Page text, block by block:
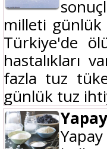
milleti günlük
Türkiye'de
hastalıkları
fazla tuz
günlük tuz